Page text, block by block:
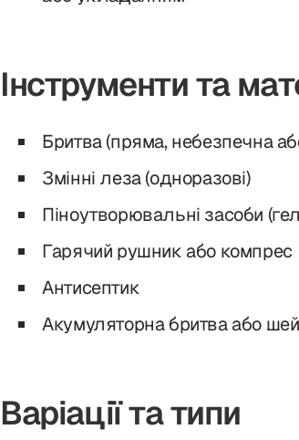
Інструменти та
Бритва (пряма, небезпечна
Змінні леза (одноразові)
Піноутворювальні засоби
Гарячий рушник або компрес
Антисептик
Акумуляторна бритва або
Варіації та типи